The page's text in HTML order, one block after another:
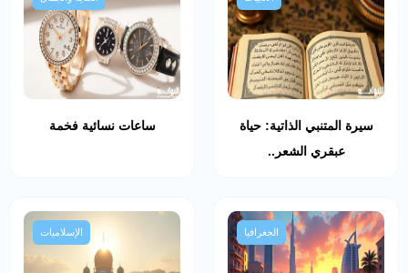
سيرة المتنبي الذاتية: حياة
عبقري الشعر..
ساعات نسائية فخمة
الجغرافيا الإسلاميات